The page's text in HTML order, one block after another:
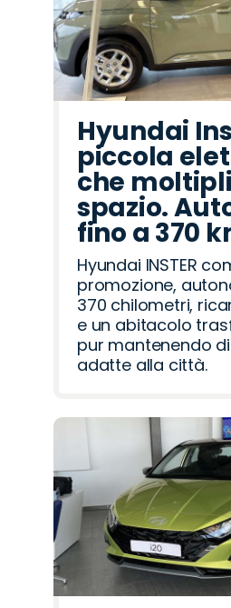
Hyundai
piccola
che
spazio.
fino a 370
Hyundai INSTER
promozione,
370 chilometri,
e un abitacolo
pur mantenendo
adatte alla città.